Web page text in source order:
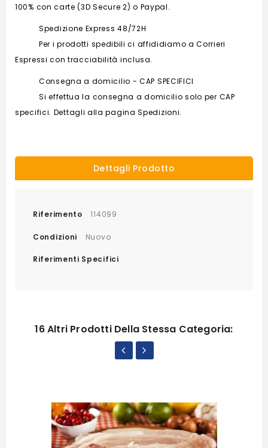
100% con carte (3D Secure 2) o Paypal.
Spedizione Express 48/72H
Per i prodotti spedibili ci affididiamo a Corrieri
Espressi con tracciabilità inclusa.
Consegna a domicilio - CAP SPECIFICI
Si effettua la consegna a domicilio solo per CAP
specifici. Dettagli alla pagina Spedizioni.
Dettagli Prodotto
Riferimento 114099
Condizioni Nuovo
Riferimenti Specifici
16 Altri Prodotti Della Stessa Categoria: